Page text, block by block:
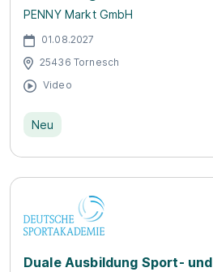
PENNY Markt GmbH
01.08.2027
25436 Tornesch
Video
Neu
Duale Ausbildung Sport- und